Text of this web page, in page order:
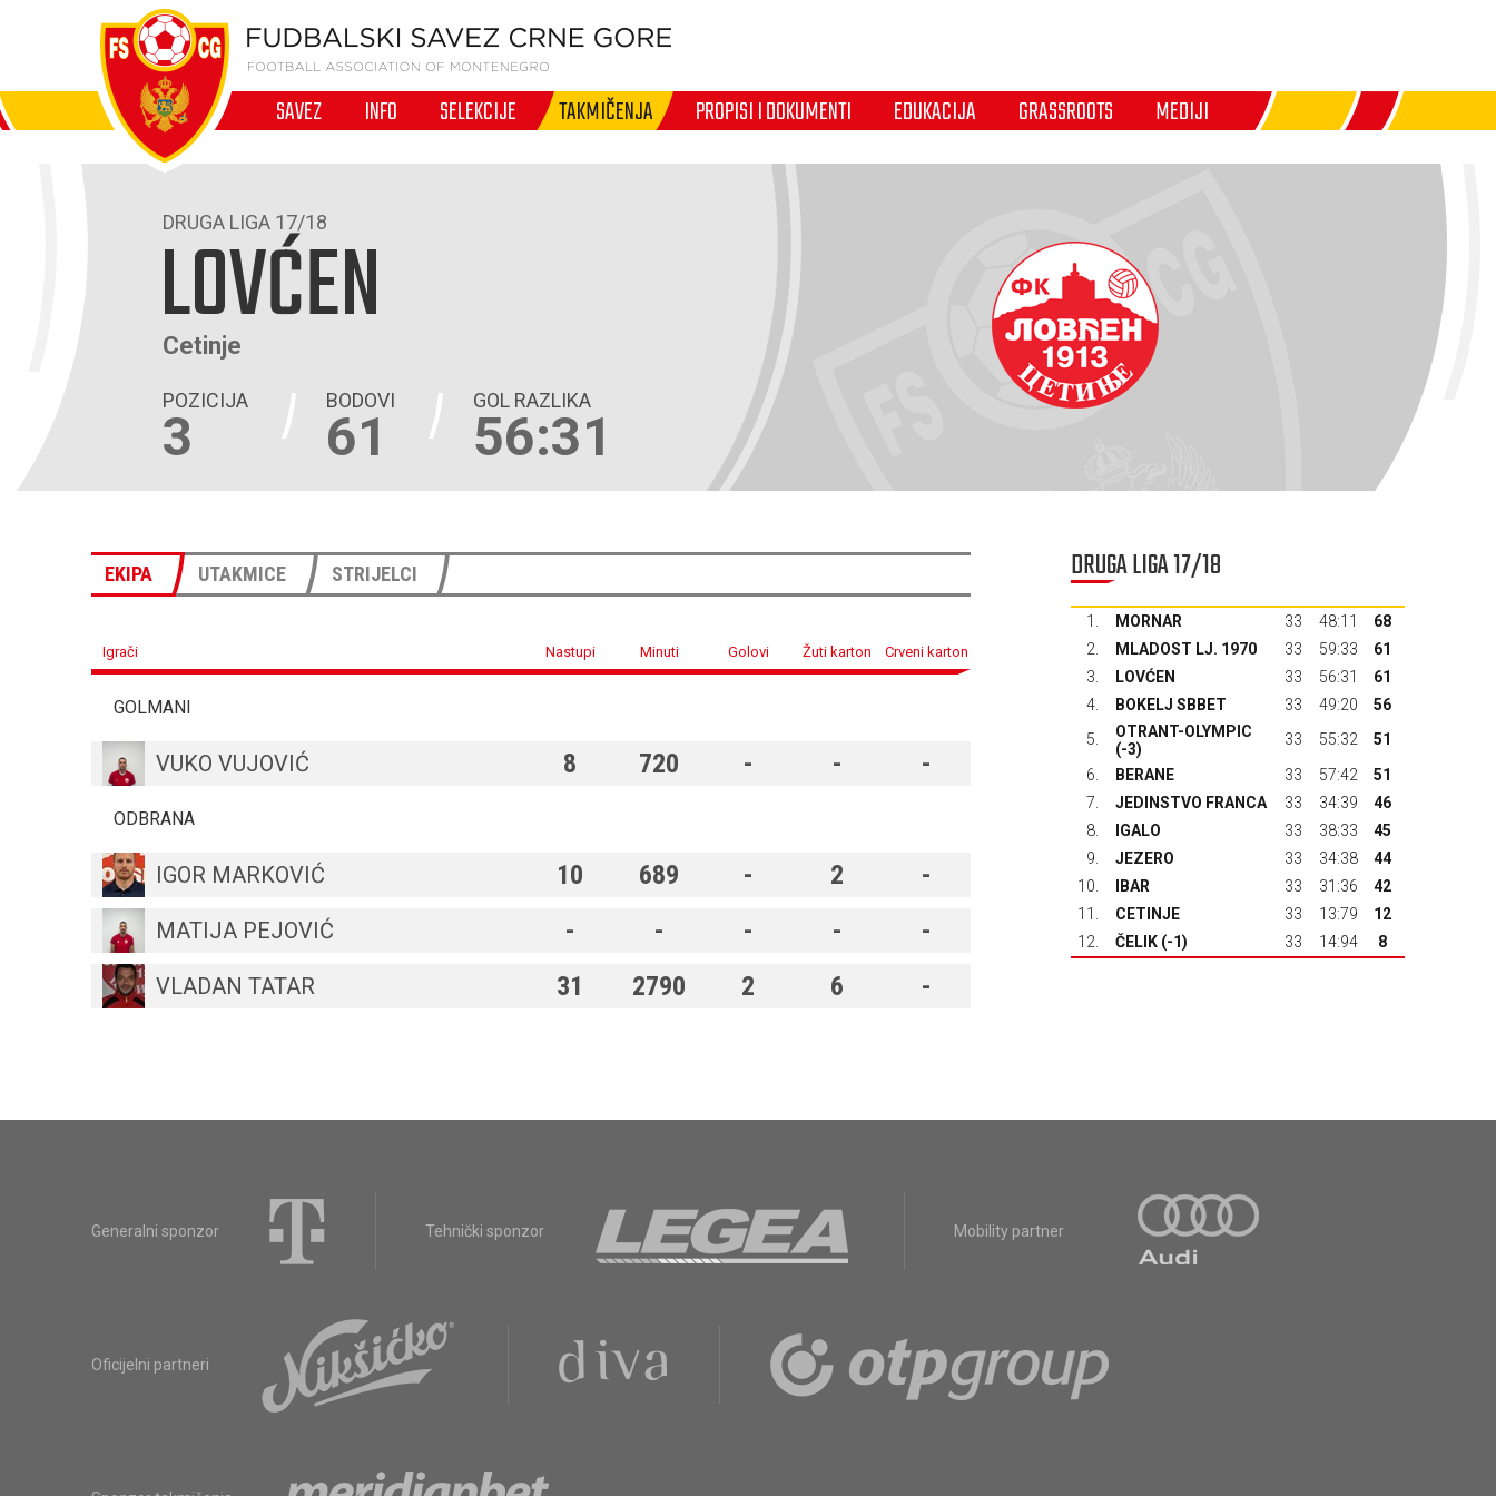
SAVEZ INFO SELEKCIJE TAKMIČENJA PROPISI I DOKUMENTI EDUKACIJA GRASSROOTS MEDIJI
DRUGA LIGA 17/18
LOVĆEN
Cetinje
POZICIJA
3
BODOVI
61
GOL RAZLIKA
56:31
EKIPA UTAKMICE STRIJELCI
Igrači Nastupi Minuti Golovi Žuti karton Crveni karton
GOLMANI
VUKO VUJOVIĆ 8 720 - - -
ODBRANA
IGOR MARKOVIĆ 10 689 - 2 -
MATIJA PEJOVIĆ - - - - -
VLADAN TATAR 31 2790 2 6 -
DRUGA LIGA 17/18
1. MORNAR 33 48:11
68
2.
MLADOST LJ. 1970 33 59:33
61
3.
LOVĆEN 33 56:31
61
4.
BOKELJ SBBET 33 49:20
56
5.
OTRANT-OLYMPIC
(-3)
33 55:32
51
6.
BERANE 33 57:42
51
7.
JEDINSTVO FRANCA 33 34:39
46
8.
IGALO 33 38:33
45
9.
JEZERO 33 34:38
44
10.
IBAR 33 31:36
42
11.
CETINJE 33 13:79
12
12.
ČELIK (-1) 33 14:94 8
Generalni sponzor Tehnički sponzor Mobility partner
Oficijelni partneri